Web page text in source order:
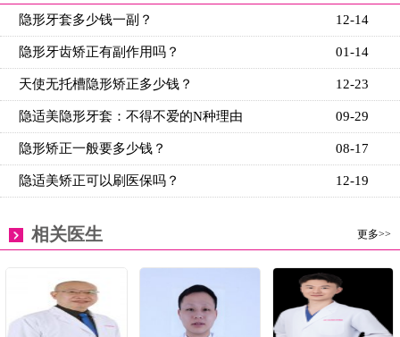
12-14
隐形牙套多少钱一副？
01-14
隐形牙齿矫正有副作用吗？
12-23
天使无托槽隐形矫正多少钱？
09-29
隐适美隐形牙套：不得不爱的N种理由
08-17
隐形矫正一般要多少钱？
12-19
隐适美矫正可以刷医保吗？
更多>>
相关医生